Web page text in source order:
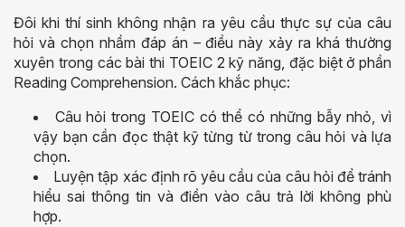
Đôi khi thí sinh không nhận ra yêu cầu thực sự của câu
hỏi và chọn nhầm đáp án – điều này xảy ra khá thường
xuyên trong các bài thi TOEIC 2 kỹ năng, đặc biệt ở phần
Reading Comprehension. Cách khắc phục:
Câu hỏi trong TOEIC có thể có những bẫy nhỏ, vì
vậy bạn cần đọc thật kỹ từng từ trong câu hỏi và lựa
chọn.
Luyện tập xác định rõ yêu cầu của câu hỏi để tránh
hiểu sai thông tin và điền vào câu trả lời không phù
hợp.